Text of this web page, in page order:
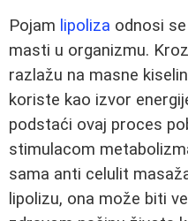
Pojam lipoliza odnosi
masti u organizmu.
razlažu na masne
koriste kao izvor
podstaći ovaj proces
stimulacom
sama anti celulit
lipolizu, ona može biti